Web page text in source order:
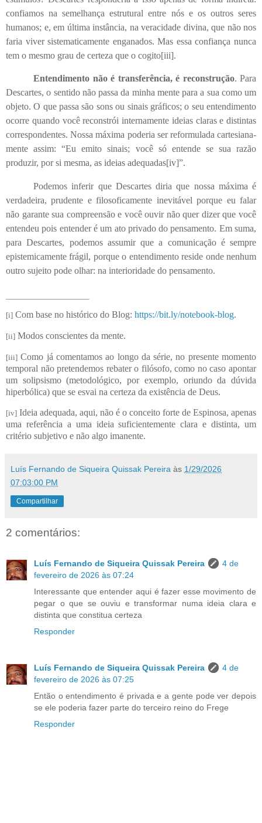
confiamos na semelhança estrutural entre nós e os outros seres
humanos; e, em última instância, na veracidade divina, que não nos
faria viver sistematicamente enganados. Mas essa confiança nunca
tem o mesmo grau de certeza que o cogito[iii].
Entendimento não é transferência, é reconstrução. Para
Descartes, o sentido não passa da minha mente para a sua como um
objeto. O que passa são sons ou sinais gráficos; o seu entendimento
ocorre quando você reconstrói internamente ideias claras e distintas
correspondentes. Nossa máxima poderia ser reformulada cartesiana­
mente assim: “Eu emito sinais; você só entende se sua razão
produzir, por si mesma, as ideias adequadas[iv]”.
Podemos inferir que Descartes diria que nossa máxima é
verdadeira, prudente e filosoficamente inevitável porque eu falar
não garante sua compreensão e você ouvir não quer dizer que você
entendeu pois entender é um ato privado do pensamento. Em suma,
para Descartes, podemos assumir que a comunicação é sempre
epistemicamente frágil, porque o entendimento reside onde nenhum
outro sujeito pode olhar: na interioridade do pensamento.
[i] Com base no histórico do Blog: https://bit.ly/notebook-blog.
[ii] Modos conscientes da mente.
[iii] Como já comentamos ao longo da série, no presente momento
temporal não pretendemos rebater o filósofo, como no caso apontar
um solipsismo (metodológico, por exemplo, oriundo da dúvida
hiperbólica) que se esvai na certeza da existência de Deus.
[iv] Ideia adequada, aqui, não é o conceito forte de Espinosa, apenas
uma referência a uma ideia suficientemente clara e distinta, um
critério subjetivo e não algo imanente.
Luís Fernando de Siqueira Quissak Pereira às 1/29/2026
07:03:00 PM
Compartilhar
2 comentários:
Luís Fernando de Siqueira Quissak Pereira
4 de
fevereiro de 2026 às 07:24
Interessante que entender aqui é fazer esse movimento de
pegar o que se ouviu e transformar numa ideia clara e
distinta que constitua certeza
Responder
Luís Fernando de Siqueira Quissak Pereira
4 de
fevereiro de 2026 às 07:25
Então o entendimento é privada e a gente pode ver depois
se ele poderia fazer parte do terceiro reino do Frege
Responder